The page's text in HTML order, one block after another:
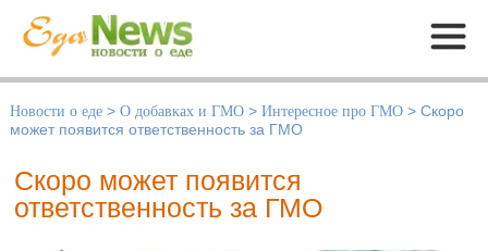
Меню
Новости о еде > О добавках и ГМО > Интересное про ГМО > Скоро
может появится ответственность за ГМО
Скоро может появится
ответственность за ГМО